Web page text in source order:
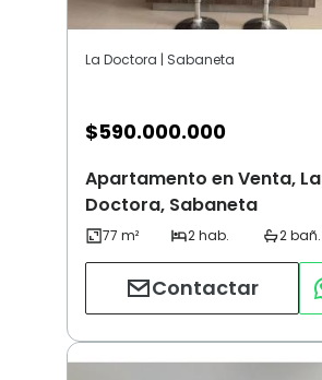
La Doctora | Sabaneta
$590.000.000
Apartamento en Venta, La
Doctora, Sabaneta
Contactar